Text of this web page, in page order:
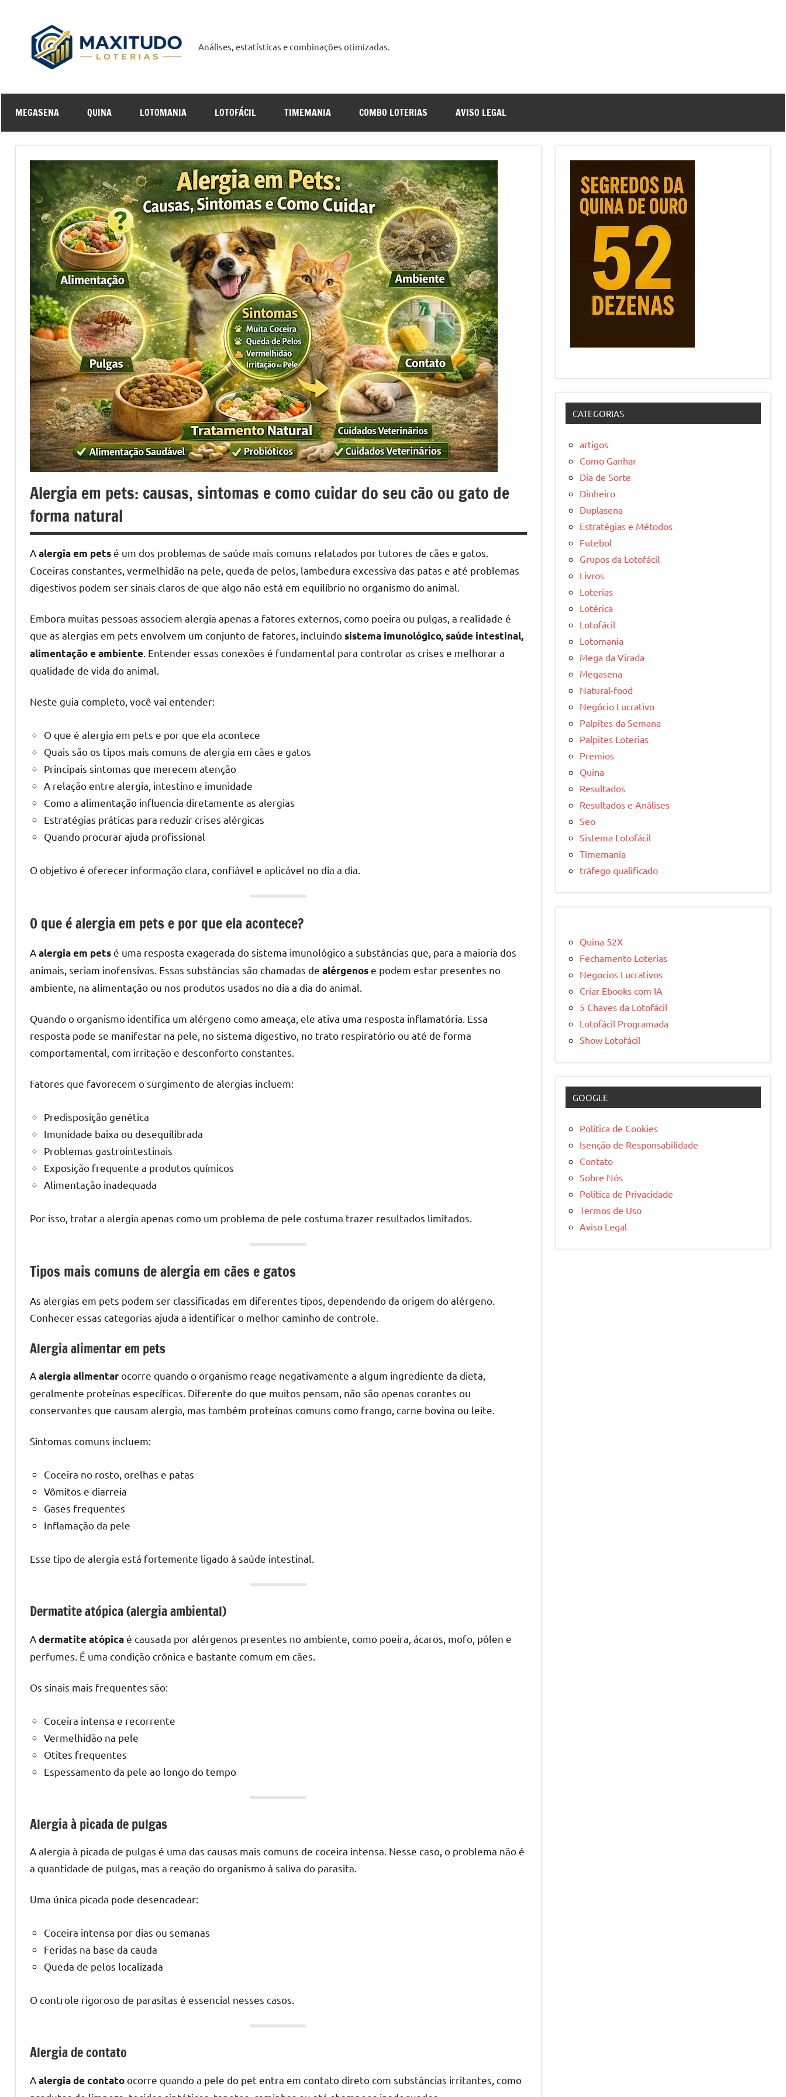
conteúdo
Maxitudo
Cursos
Online
Análises, estatísticas e combinações otimizadas.
MEGASENA QUINA LOTOMANIA LOTOFÁCIL TIMEMANIA COMBO LOTERIAS AVISO LEGAL
Alergia em pets: causas, sintomas e como cuidar do seu cão ou gato de
forma natural
Aalergia em petsé um dos problemas de saúde mais comuns relatados por tutores de cães e gatos.
Coceiras constantes, vermelhidão na pele, queda de pelos, lambedura excessiva das patas e até problemas
digestivos podem ser sinais claros de que algo não está em equilíbrio no organismo do animal.
Embora muitas pessoas associem alergia apenas a fatores externos, como poeira ou pulgas, a realidade é
que as alergias em pets envolvem um conjunto de fatores, incluindosistema imunológico, saúde intestinal,
alimentação e ambiente . Entender essas conexões é fundamental para controlar as crises e melhorar a
qualidade de vida do animal.
Neste guia completo, você vai entender:
O que é alergia em pets e por que ela acontece
Quais são os tipos mais comuns de alergia em cães e gatos
Principais sintomas que merecem atenção
A relação entre alergia, intestino e imunidade
Como a alimentação influencia diretamente as alergias
Estratégias práticas para reduzir crises alérgicas
Quando procurar ajuda profissional
O objetivo é oferecer informação clara, confiável e aplicável no dia a dia.
O que é alergia em pets e por que ela acontece?
Aalergia em petsé uma resposta exagerada do sistema imunológico a substâncias que, para a maioria dos
animais, seriam inofensivas. Essas substâncias são chamadas de alérgenose podem estar presentes no
ambiente, na alimentação ou nos produtos usados no dia a dia do animal.
Quando o organismo identifica um alérgeno como ameaça, ele ativa uma resposta inflamatória. Essa
resposta pode se manifestar na pele, no sistema digestivo, no trato respiratório ou até de forma
comportamental, com irritação e desconforto constantes.
Fatores que favorecem o surgimento de alergias incluem:
Predisposição genética
Imunidade baixa ou desequilibrada
Problemas gastrointestinais
Exposição frequente a produtos químicos
Alimentação inadequada
Por isso, tratar a alergia apenas como um problema de pele costuma trazer resultados limitados.
Tipos mais comuns de alergia em cães e gatos
As alergias em pets podem ser classificadas em diferentes tipos, dependendo da origem do alérgeno.
Conhecer essas categorias ajuda a identificar o melhor caminho de controle.
Alergia alimentar em pets
Aalergia alimentarocorre quando o organismo reage negativamente a algum ingrediente da dieta,
geralmente proteínas específicas. Diferente do que muitos pensam, não são apenas corantes ou
conservantes que causam alergia, mas também proteínas comuns como frango, carne bovina ou leite.
Sintomas comuns incluem:
Coceira no rosto, orelhas e patas
Vômitos e diarreia
Gases frequentes
Inflamação da pele
Esse tipo de alergia está fortemente ligado à saúde intestinal.
Dermatite atópica (alergia ambiental)
Adermatite atópicaé causada por alérgenos presentes no ambiente, como poeira, ácaros, mofo, pólen e
perfumes. É uma condição crônica e bastante comum em cães.
Os sinais mais frequentes são:
Coceira intensa e recorrente
Vermelhidão na pele
Otites frequentes
Espessamento da pele ao longo do tempo
Alergia à picada de pulgas
A alergia à picada de pulgas é uma das causas mais comuns de coceira intensa. Nesse caso, o problema não é
a quantidade de pulgas, mas a reação do organismo à saliva do parasita.
Uma única picada pode desencadear:
Coceira intensa por dias ou semanas
Feridas na base da cauda
Queda de pelos localizada
O controle rigoroso de parasitas é essencial nesses casos.
Alergia de contato
Aalergia de contatoocorre quando a pele do pet entra em contato direto com substâncias irritantes, como
CATEGORIAS
artigos
Como Ganhar
Dia de Sorte
Dinheiro
Duplasena
Estratégias e Métodos
Futebol
Grupos da Lotofácil
Livros
Loterias
Lotérica
Lotofácil
Lotomania
Mega da Virada
Megasena
Natural-food
Negócio Lucrativo
Palpites da Semana
Palpites Loterias
Premios
Quina
Resultados
Resultados e Análises
Seo
Sistema Lotofácil
Timemania
tráfego qualificado
Quina 52X
Fechamento Loterias
Negocios Lucrativos
Criar Ebooks com IA
5 Chaves da Lotofácil
Lotofácil Programada
Show Lotofácil
GOOGLE
Política de Cookies
Isenção de Responsabilidade
Contato
Sobre Nós
Política de Privacidade
Termos de Uso
Aviso Legal